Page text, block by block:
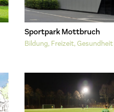
Sportpark Mottbruch
Bildung, Freizeit, Gesundheit